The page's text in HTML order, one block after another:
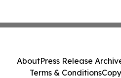
AboutPress Release
Terms & Conditions